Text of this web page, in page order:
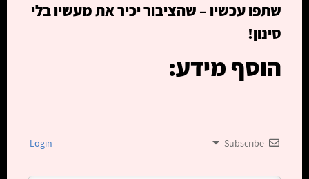
שתפו עכשיו – שהציבור יכיר את מעשיו בלי
סינון!
הוסף מידע:
Subscribe